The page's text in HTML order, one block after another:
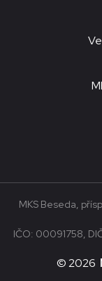
© 2026
MKS Beseda,
IČO: 00091758,